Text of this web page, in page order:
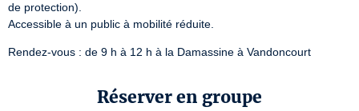
de protection).
Accessible à un public à mobilité réduite.
Rendez-vous : de 9 h à 12 h à la Damassine à Vandoncourt
Réserver en groupe